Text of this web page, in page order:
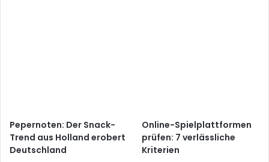
Pepernoten: Der Snack-
Trend aus Holland erobert
Deutschland
Online-Spielplattformen
prüfen: 7 verlässliche
Kriterien